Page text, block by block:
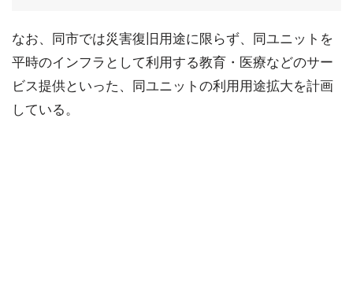
なお、同市では災害復旧用途に限らず、同ユニットを
平時のインフラとして利用する教育・医療などのサー
ビス提供といった、同ユニットの利用用途拡大を計画
している。